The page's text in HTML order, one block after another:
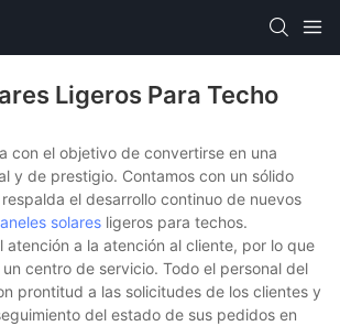
Ligeros Para Techo
con el objetivo de convertirse en una
y de prestigio. Contamos con un sólido
el desarrollo continuo de nuevos
solares ligeros para techos.
atención a la atención al cliente, por lo que
centro de servicio. Todo el personal del
prontitud a las solicitudes de los clientes y
del estado de sus pedidos en